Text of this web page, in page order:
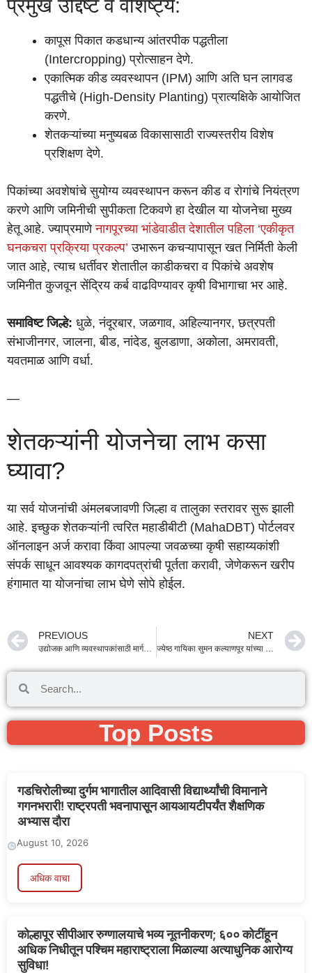
प्रमुख उद्दिष्टे व वैशिष्ट्ये:
कापूस पिकात कडधान्य आंतरपीक पद्धतीला
(Intercropping) प्रोत्साहन देणे.
एकात्मिक कीड व्यवस्थापन (IPM) आणि अति घन लागवड
पद्धतीचे (High-Density Planting) प्रात्यक्षिके आयोजित
करणे.
शेतकऱ्यांच्या मनुष्यबळ विकासासाठी राज्यस्तरीय विशेष
प्रशिक्षण देणे.
पिकांच्या अवशेषांचे सुयोग्य व्यवस्थापन करून कीड व रोगांचे नियंत्रण
करणे आणि जमिनीची सुपीकता टिकवणे हा देखील या योजनेचा मुख्य
हेतू आहे. ज्याप्रमाणेनागपूरच्या भांडेवाडीत देशातील पहिला ‘एकीकृत
घनकचरा प्रक्रिया प्रकल्प’ उभारून कचऱ्यापासून खत निर्मिती केली
जात आहे, त्याच धर्तीवर शेतातील काडीकचरा व पिकांचे अवशेष
जमिनीत कुजवून सेंद्रिय कर्ब वाढविण्यावर कृषी विभागाचा भर आहे.
समाविष्ट जिल्हे: धुळे, नंदूरबार, जळगाव, अहिल्यानगर, छत्रपती
संभाजीनगर, जालना, बीड, नांदेड, बुलडाणा, अकोला, अमरावती,
यवतमाळ आणि वर्धा.
—
शेतकऱ्यांनी योजनेचा लाभ कसा
घ्यावा?
या सर्व योजनांची अंमलबजावणी जिल्हा व तालुका स्तरावर सुरू झाली
आहे. इच्छुक शेतकऱ्यांनी त्वरित महाडीबीटी (MahaDBT) पोर्टलवर
ऑनलाइन अर्ज करावा किंवा आपल्या जवळच्या कृषी सहाय्यकांशी
संपर्क साधून आवश्यक कागदपत्रांची पूर्तता करावी, जेणेकरून खरीप
हंगामात या योजनांचा लाभ घेणे सोपे होईल.
PREVIOUS
उद्योजक आणि व्यवस्थापकांसाठी मार्गदर्शक: आर. जी. राजन यांच्या ‘मॅनेजमेंट म्युझिंग्स’ पुस्तकाचे नवी दिल्लीत दिमाखात प्रकाशन!
NEXT
ज्येष्ठ गायिका सुमन कल्याणपूर यांच्या निधनाने संगीतातील सुवर्ण पर्व संपले: उपमुख्यमंत्री सुनेत्रा अजित पवार यांनी वाहिली श्रद्धांजली
Top Posts
गडचिरोलीच्या दुर्गम भागातील आदिवासी विद्यार्थ्यांची विमानाने
गगनभरारी! राष्ट्रपती भवनापासून आयआयटीपर्यंत शैक्षणिक
अभ्यास दौरा
August 10, 2026
अधिक वाचा
कोल्हापूर सीपीआर रुग्णालयाचे भव्य नूतनीकरण; ६०० कोटींहून
अधिक निधीतून पश्चिम महाराष्ट्राला मिळाल्या अत्याधुनिक आरोग्य
सुविधा!